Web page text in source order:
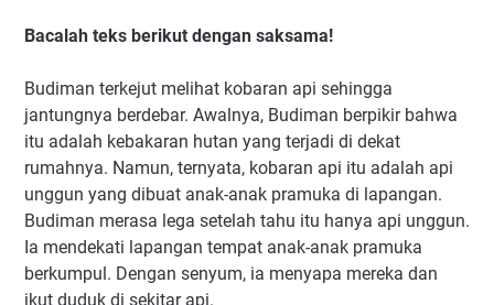
Bacalah teks berikut dengan saksama!
Budiman terkejut melihat kobaran api sehingga
jantungnya berdebar. Awalnya, Budiman berpikir bahwa
itu adalah kebakaran hutan yang terjadi di dekat
rumahnya. Namun, ternyata, kobaran api itu adalah api
unggun yang dibuat anak-anak pramuka di lapangan.
Budiman merasa lega setelah tahu itu hanya api unggun.
Ia mendekati lapangan tempat anak-anak pramuka
berkumpul. Dengan senyum, ia menyapa mereka dan
ikut duduk di sekitar api.